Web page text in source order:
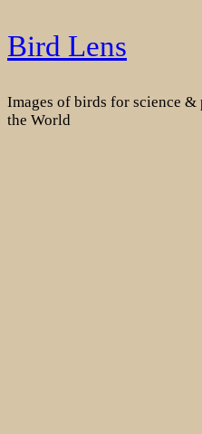
Skip
to
Bird Lens
Images of birds for science
the World